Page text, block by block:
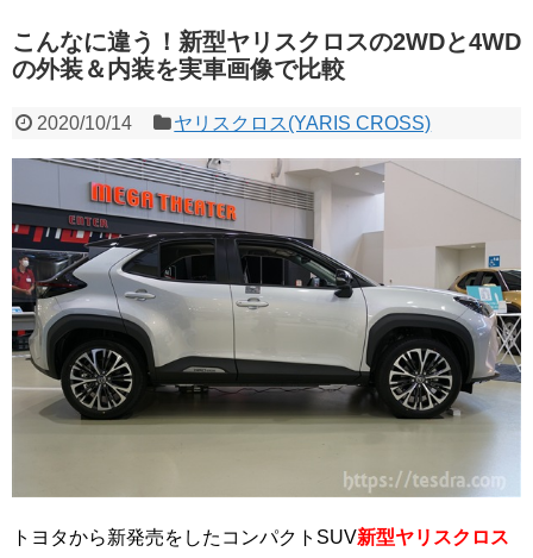
こんなに違う！新型ヤリスクロスの2WDと4WD
の外装＆内装を実車画像で比較
2020/10/14 ヤリスクロス(YARIS CROSS)
トヨタから新発売をしたコンパクトSUV新型ヤリスクロス